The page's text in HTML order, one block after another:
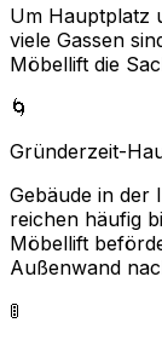
Um Hauptplatz
viele Gassen
Möbellift die
🌀
Gründerzeit-
Gebäude in der
reichen häufig
Möbellift
Außenwand
🚦